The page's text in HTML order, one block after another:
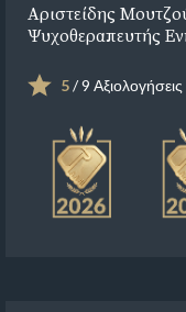
Αριστείδης
Ψυχοθεραπευτής
5/ 9 Αξιολογήσεις